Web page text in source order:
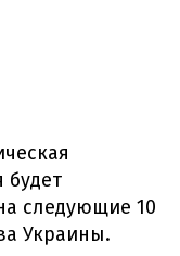
будет
следующие 10
Украины.